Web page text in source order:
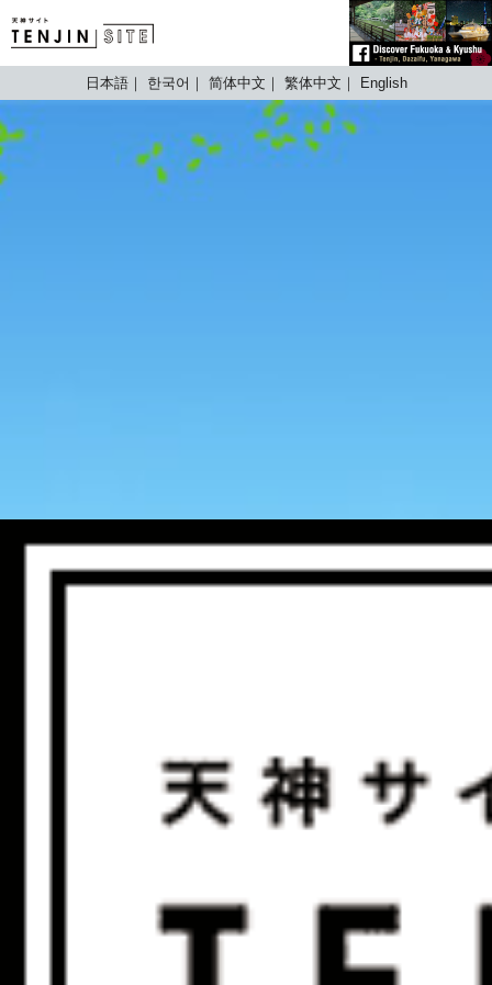
TENJIN SITE
日本語 한국어 简体中文 繁体中文 English